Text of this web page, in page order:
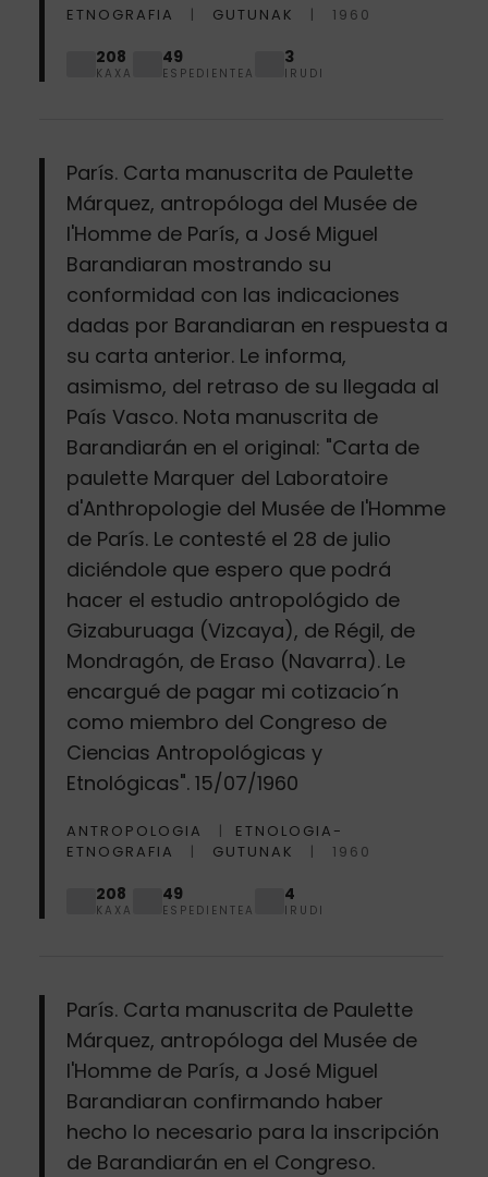
ETNOGRAFIA
GUTUNAK 1960
208
KAXA
49
ESPEDIENTEA
3
IRUDI
París. Carta manuscrita de Paulette
Márquez, antropóloga del Musée de
l'Homme de París, a José Miguel
Barandiaran mostrando su
conformidad con las indicaciones
dadas por Barandiaran en respuesta a
su carta anterior. Le informa,
asimismo, del retraso de su llegada al
País Vasco. Nota manuscrita de
Barandiarán en el original: "Carta de
paulette Marquer del Laboratoire
d'Anthropologie del Musée de l'Homme
de París. Le contesté el 28 de julio
diciéndole que espero que podrá
hacer el estudio antropológido de
Gizaburuaga (Vizcaya), de Régil, de
Mondragón, de Eraso (Navarra). Le
encargué de pagar mi cotizacio´n
como miembro del Congreso de
Ciencias Antropológicas y
Etnológicas". 15/07/1960
ANTROPOLOGIA
ETNOLOGIA-
ETNOGRAFIA
GUTUNAK 1960
208
KAXA
49
ESPEDIENTEA
4
IRUDI
París. Carta manuscrita de Paulette
Márquez, antropóloga del Musée de
l'Homme de París, a José Miguel
Barandiaran confirmando haber
hecho lo necesario para la inscripción
de Barandiarán en el Congreso.